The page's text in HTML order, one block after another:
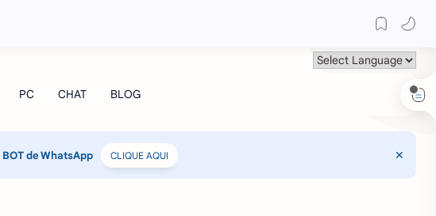
BOT de WhatsApp CLIQUE AQUI